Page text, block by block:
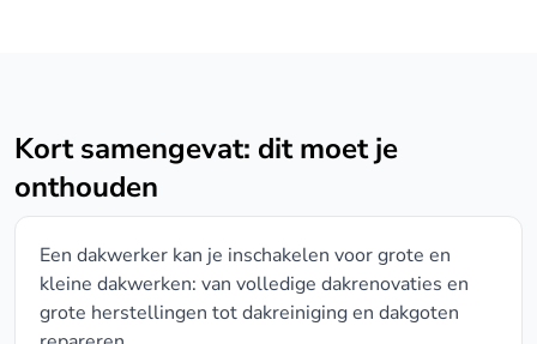
Kort samengevat: dit moet je
onthouden
Een dakwerker kan je inschakelen voor grote en
kleine dakwerken: van volledige dakrenovaties en
grote herstellingen tot dakreiniging en dakgoten